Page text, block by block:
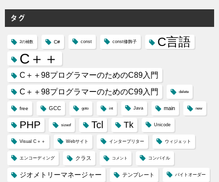
リ
ー
タグ
2の補数 C# const const修飾子 C言語
C＋＋
C＋＋98プログラマーのためのC89入門
C＋＋98プログラマーのためのC99入門
delete
free GCC goto int Java main new
PHP sizeof Tcl Tk Unicode
Visual C＋＋ Webサイト インタープリター ウィジェット
エンコーディング クラス コメント コンパイル
ジオメトリーマネージャー テンプレート バイトオーダー